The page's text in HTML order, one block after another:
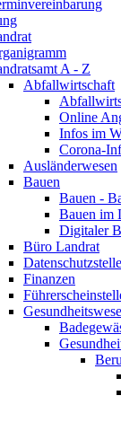
A - Z
Abfallwirtschaft
Online
Infos im
Corona-
Ausländerwesen
Bauen
Bauen -
Bauen im
Digitaler
Büro Landrat
Datenschutzstelle
Finanzen